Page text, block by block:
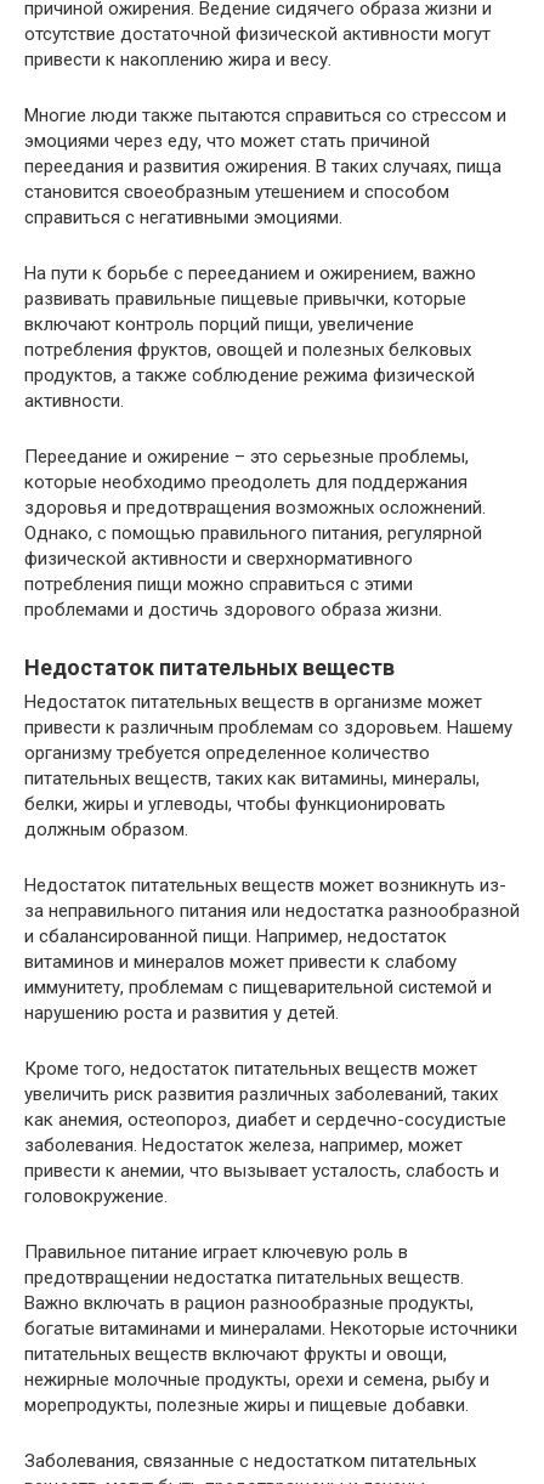
причиной ожирения. Ведение сидячего образа жизни и
отсутствие достаточной физической активности могут
привести к накоплению жира и весу.
Многие люди также пытаются справиться со стрессом и
эмоциями через еду, что может стать причиной
переедания и развития ожирения. В таких случаях, пища
становится своеобразным утешением и способом
справиться с негативными эмоциями.
На пути к борьбе с перееданием и ожирением, важно
развивать правильные пищевые привычки, которые
включают контроль порций пищи, увеличение
потребления фруктов, овощей и полезных белковых
продуктов, а также соблюдение режима физической
активности.
Переедание и ожирение – это серьезные проблемы,
которые необходимо преодолеть для поддержания
здоровья и предотвращения возможных осложнений.
Однако, с помощью правильного питания, регулярной
физической активности и сверхнормативного
потребления пищи можно справиться с этими
проблемами и достичь здорового образа жизни.
Недостаток питательных веществ
Недостаток питательных веществ в организме может
привести к различным проблемам со здоровьем. Нашему
организму требуется определенное количество
питательных веществ, таких как витамины, минералы,
белки, жиры и углеводы, чтобы функционировать
должным образом.
Недостаток питательных веществ может возникнуть из-
за неправильного питания или недостатка разнообразной
и сбалансированной пищи. Например, недостаток
витаминов и минералов может привести к слабому
иммунитету, проблемам с пищеварительной системой и
нарушению роста и развития у детей.
Кроме того, недостаток питательных веществ может
увеличить риск развития различных заболеваний, таких
как анемия, остеопороз, диабет и сердечно-сосудистые
заболевания. Недостаток железа, например, может
привести к анемии, что вызывает усталость, слабость и
головокружение.
Правильное питание играет ключевую роль в
предотвращении недостатка питательных веществ.
Важно включать в рацион разнообразные продукты,
богатые витаминами и минералами. Некоторые источники
питательных веществ включают фрукты и овощи,
нежирные молочные продукты, орехи и семена, рыбу и
морепродукты, полезные жиры и пищевые добавки.
Заболевания, связанные с недостатком питательных